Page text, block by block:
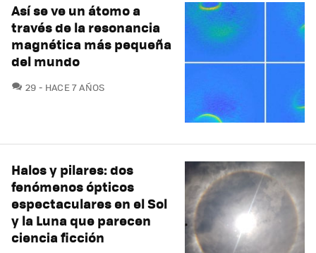
Así se ve un átomo a
través de la resonancia
magnética más pequeña
del mundo
29 COMENTARIOS
HACE 7 AÑOS
Halos y pilares: dos
fenómenos ópticos
espectaculares en el Sol
y la Luna que parecen
ciencia ficción